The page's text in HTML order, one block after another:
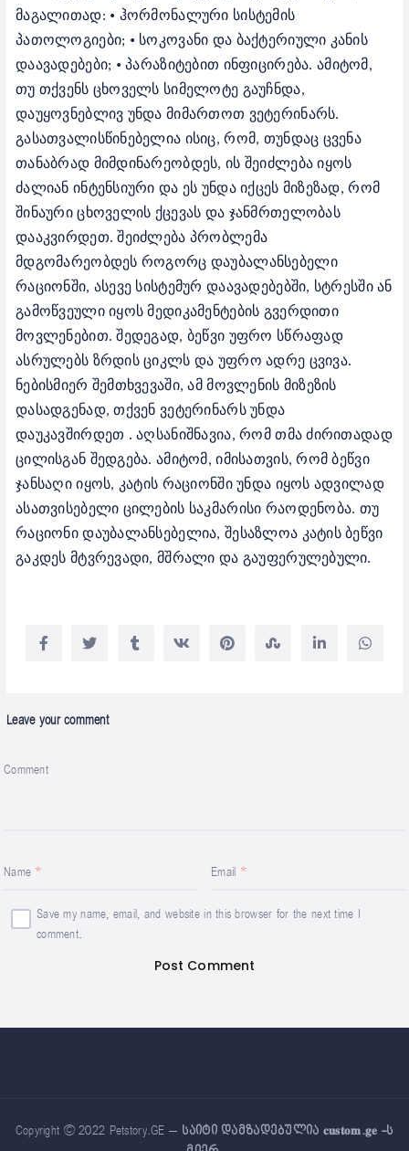
მაგალითად: • ჰორმონალური სისტემის
პათოლოგიები; • სოკოვანი და ბაქტერიული კანის
დაავადებები; •პარაზიტებით ინფიცირება. ამიტომ,
თუ თქვენს ცხოველს სიმელოტე გაუჩნდა,
დაუყოვნებლივ უნდა მიმართოთ ვეტერინარს.
გასათვალისწინებელია ისიც, რომ, თუნდაც ცვენა
თანაბრად მიმდინარეობდეს, ის შეიძლება იყოს
ძალიან ინტენსიური და ეს უნდა იქცეს მიზეზად, რომ
შინაური ცხოველის ქცევას და ჯანმრთელობას
დააკვირდეთ. შეიძლება პრობლემა
მდგომარეობდეს როგორც დაუბალანსებელი
რაციონში, ასევე სისტემურ დაავადებებში, სტრესში ან
გამოწვეული იყოს მედიკამენტების გვერდითი
მოვლენებით. შედეგად, ბეწვი უფრო სწრაფად
ასრულებს ზრდის ციკლს და უფრო ადრე ცვივა.
ნებისმიერ შემთხვევაში, ამ მოვლენის მიზეზის
დასადგენად, თქვენ ვეტერინარს უნდა
დაუკავშირდეთ . აღსანიშნავია, რომ თმა ძირითადად
ცილისგან შედგება. ამიტომ, იმისათვის, რომ ბეწვი
ჯანსაღი იყოს, კატის რაციონში უნდა იყოს ადვილად
ასათვისებელი ცილების საკმარისი რაოდენობა. თუ
რაციონი დაუბალანსებელია, შესაზლოა კატის ბეწვი
გაკდეს მტვრევადი, მშრალი და გაუფერულებული.
Leave your comment
Comment
Name Email
Save my name, email, and website in this browser for the next time I
comment.
Copyright © 2022 Petstory.GE – საიტი დამზადებულია 𝐜𝐮𝐬𝐭𝐨𝐦.𝐠𝐞 -ს